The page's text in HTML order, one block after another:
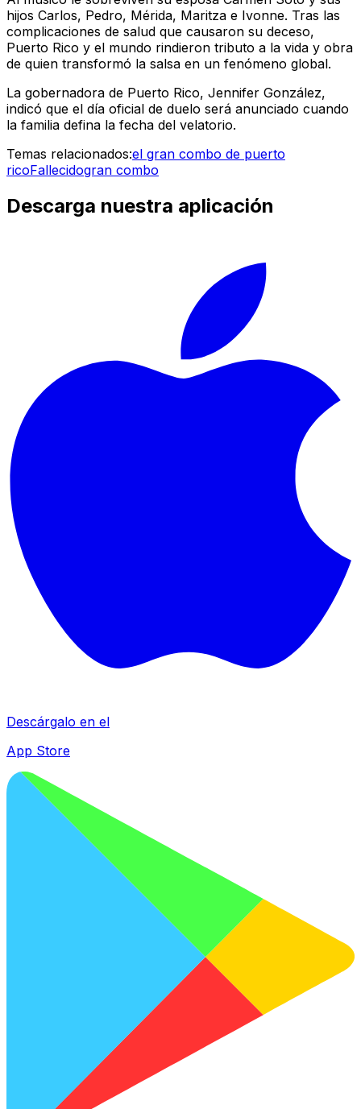
hijos Carlos, Pedro, Mérida, Maritza e Ivonne. Tras las
complicaciones de salud que causaron su deceso,
Puerto Rico y el mundo rindieron tributo a la vida y obra
de quien transformó la salsa en un fenómeno global.
La gobernadora de Puerto Rico, Jennifer González,
indicó que el día oficial de duelo será anunciado cuando
la familia defina la fecha del velatorio.
Temas relacionados:el gran combo de puerto
ricoFallecidogran combo
Descarga nuestra aplicación
Descárgalo en el
App Store